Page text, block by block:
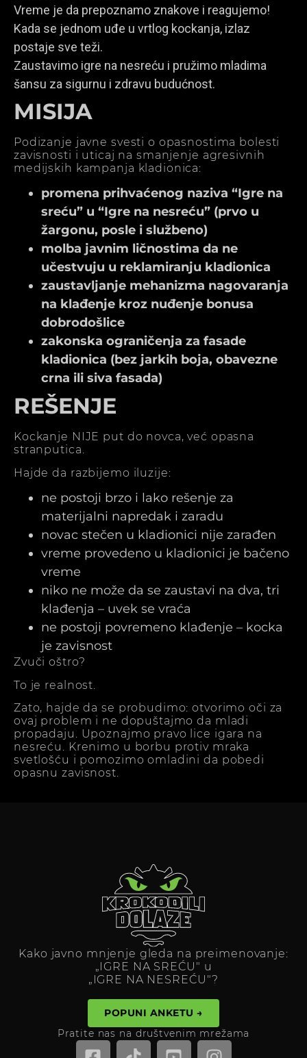
Vreme je da prepoznamo znakove i reagujemo!
Kada se jednom uđe u vrtlog kockanja, izlaz
postaje sve teži.
Zaustavimo igre na nesreću i pružimo mladima
šansu za sigurnu i zdravu budućnost.
MISIJA
Podizanje javne svesti o opasnostima bolesti
zavisnosti i uticaj na smanjenje agresivnih
medijskih kampanja kladionica:
promena prihvaćenog naziva “Igre na
sreću” u “Igre na nesreću” (prvo u
žargonu, posle i službeno)
molba javnim ličnostima da ne
učestvuju u reklamiranju kladionica
zaustavljanje mehanizma nagovaranja
na klađenje kroz nuđenje bonusa
dobrodošlice
zakonska ograničenja za fasade
kladionica (bez jarkih boja, obavezne
crna ili siva fasada)
REŠENJE
Kockanje NIJE put do novca, već opasna
stranputica.
Hajde da razbijemo iluzije:
ne postoji brzo i lako rešenje za
materijalni napredak i zaradu
novac stečen u kladionici nije zarađen
vreme provedeno u kladionici je bačeno
vreme
niko ne može da se zaustavi na dva, tri
klađenja – uvek se vraća
ne postoji povremeno klađenje – kocka
je zavisnost
Zvuči oštro?
To je realnost.
Zato, hajde da se probudimo: otvorimo oči za
ovaj problem i ne dopuštajmo da mladi
propadaju. Upoznajmo pravo lice igara na
nesreću. Krenimo u borbu protiv mraka
svetlošću i pomozimo omladini da pobedi
opasnu zavisnost.
Kako javno mnjenje gleda na preimenovanje:
„IGRE NA SREĆU" u
„IGRE NA NESREĆU"?
POPUNI ANKETU →
Pratite nas na društvenim mrežama